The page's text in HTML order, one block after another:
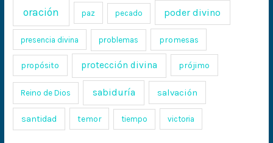
oración paz pecado poder divino
presencia divina problemas promesas
propósito protección divina prójimo
Reino de Dios sabiduría salvación
santidad temor tiempo victoria